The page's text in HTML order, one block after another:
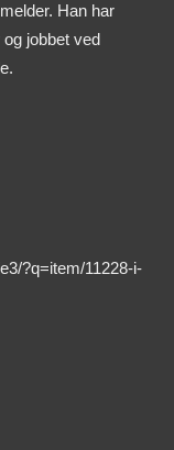
Han har
jobbet ved
?q=item/11228-i-